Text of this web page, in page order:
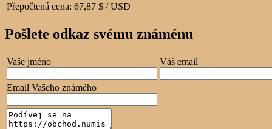
Přepočtená cena: 67,87 $ / USD
Pošlete odkaz svému známénu
Vaše jméno Váš email
Email Vašeho známého